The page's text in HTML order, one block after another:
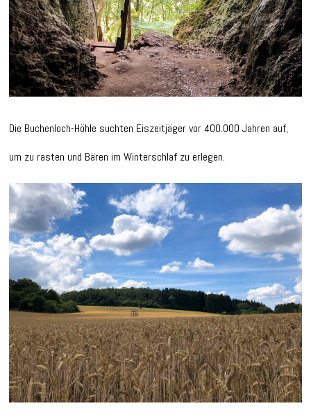
Die Buchenloch-Höhle suchten Eiszeitjäger vor 400.000 Jahren auf,
um zu rasten und Bären im Winterschlaf zu erlegen.